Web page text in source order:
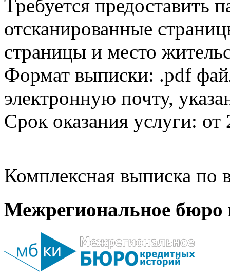
Требуется предоставить
отсканированные
страницы и место
Формат выписки: .pdf
электронную почту,
Срок оказания услуги: от
Комплексная выписка
Межрегиональное бюро